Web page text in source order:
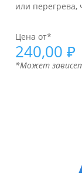
или перегрева,
Цена от*
240,00 ₽
*Может